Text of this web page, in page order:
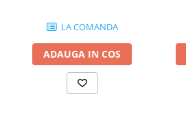
Instrumente cu arcus
Instrumente de suflat
Instrumente si jucarii pentru copii
Instrumente traditionale
LA COMANDA
ADAUGA IN COS